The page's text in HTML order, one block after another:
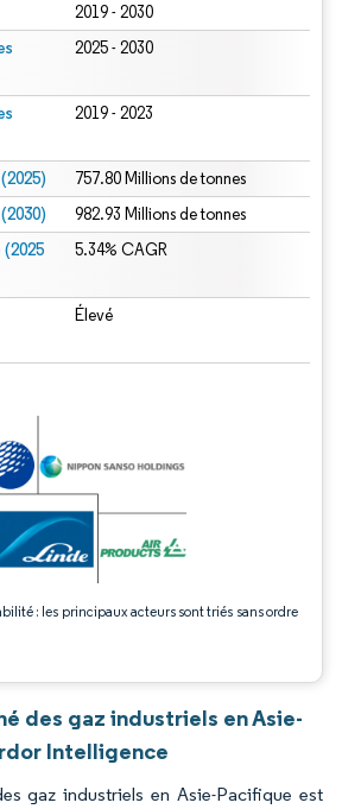
2019 - 2030
2025 - 2030
2019 - 2023
757.80 Millions de tonnes
982.93 Millions de tonnes
(2025
5.34% CAGR
Élevé
: les principaux acteurs sont triés sans ordre
La réutilisation nécessite une attribution sous CC
des gaz industriels en Asie-
Intelligence
gaz industriels en Asie-Pacifique est